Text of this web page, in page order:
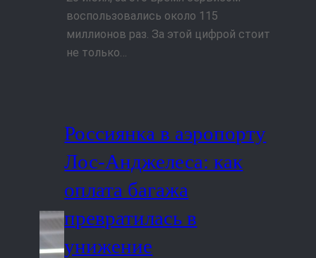
воспользовались около 115
миллионов раз. За этой цифрой стоит
не только…
Россиянка в аэропорту
Лос‑Анджелеса: как
оплата багажа
превратилась в
унижение